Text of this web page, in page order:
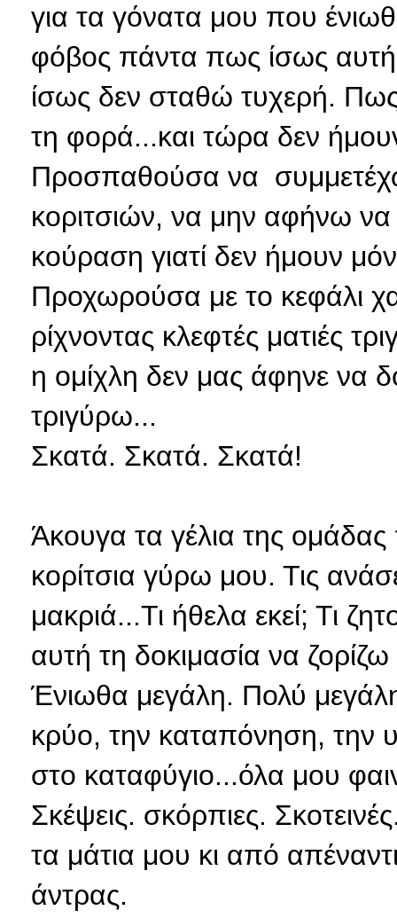
για τα γόνατα μου που
φόβος πάντα πως ίσως
ίσως δεν σταθώ τυχερή.
τη φορά...και τώρα δεν
Προσπαθούσα να
κοριτσιών, να μην αφήνω
κούραση γιατί δεν ήμουν
Προχωρούσα με το κεφάλι
ρίχνοντας κλεφτές ματιές
η ομίχλη δεν μας άφηνε να
τριγύρω...
Σκατά. Σκατά. Σκατά!
Άκουγα τα γέλια της
κορίτσια γύρω μου. Τις
μακριά...Τι ήθελα εκεί; Τι
αυτή τη δοκιμασία να
Ένιωθα μεγάλη. Πολύ
κρύο, την καταπόνηση, την
στο καταφύγιο...όλα μου
Σκέψεις. σκόρπιες.
τα μάτια μου κι από
άντρας.